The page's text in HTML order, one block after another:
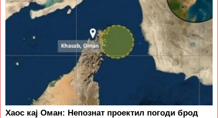
Хаос кај Оман: Непознат проектил погоди брод